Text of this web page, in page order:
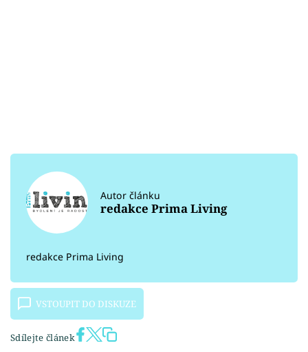
Autor článku
redakce Prima Living
redakce Prima Living
VSTOUPIT DO DISKUZE
Sdílejte článek